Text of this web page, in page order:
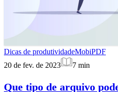
Dicas de produtividadeMobiPDF
20 de fev. de 2023
7 min
Que tipo de arquivo